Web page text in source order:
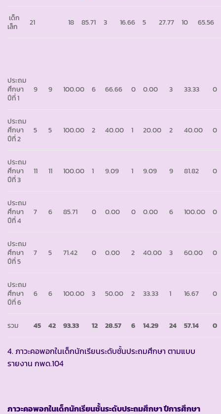
เด็ก
เล็ก
21 18 85.71 3 16.66 5 27.77 10 65.56
ประถม
ศึกษา
ปีที่ 1
9 9 100.00 6 66.66 0 0.00 3 33.33 0
ประถม
ศึกษา
ปีที่ 2
5 5 100.00 2 40.00 1 20.00 2 40.00 0
ประถม
ศึกษา
ปีที่ 3
11 11 100.00 1 9.09 1 9.09 9 81.82 0
ประถม
ศึกษา
ปีที่ 4
7 6 85.71 0 0.00 0 0.00 6 100.00 0
ประถม
ศึกษา
ปีที่ 5
7 5 71.42 0 0.00 2 40.00 3 60.00 0
ประถม
ศึกษา
ปีที่ 6
6 6 100.00 3 50.00 2 33.33 1 16.67 0
รวม 45 42 93.33 12 28.57 6 14.29 24 57.14 0
4. ภาวะคอพอกในเด็กนักเรียนระดับชั้นประถมศึกษา ตามแบบ
รายงาน กพด.104
ภาวะคอพอกในเด็กนักเรียนชั้นระดับประถมศึกษา ปีการศึกษา